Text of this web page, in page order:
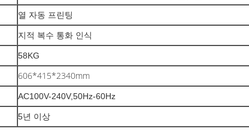
열 자동 프린팅
지적 복수 통화 인식
58KG
606*415*2340mm
AC100V-240V,50Hz-60Hz
5년 이상